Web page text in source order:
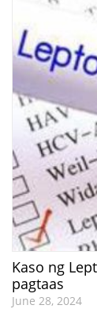
Kaso ng
pagtaas
June 28, 2024